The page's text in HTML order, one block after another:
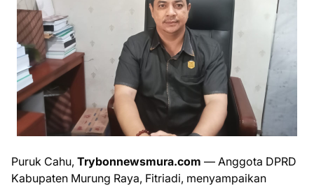
Puruk Cahu, Trybonnewsmura.com — Anggota DPRD
Kabupaten Murung Raya, Fitriadi, menyampaikan